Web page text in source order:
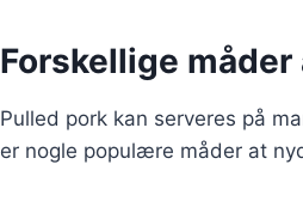
Forskellige
Pulled pork kan serveres på
er nogle populære måder at